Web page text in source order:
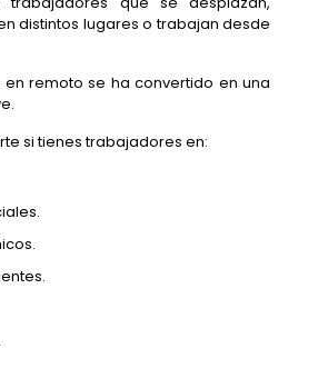
distintos lugares o trabajan desde
en remoto se ha convertido en una
si tienes trabajadores en: